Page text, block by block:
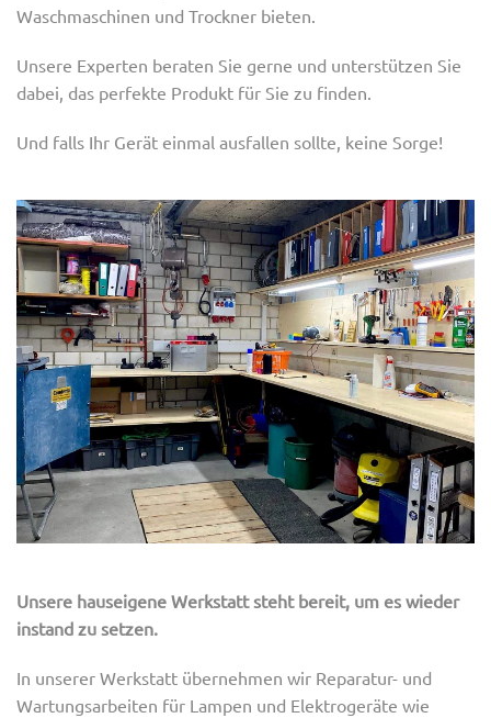
Waschmaschinen und Trockner bieten.
Unsere Experten beraten Sie gerne und unterstützen Sie
dabei, das perfekte Produkt für Sie zu finden.
Und falls Ihr Gerät einmal ausfallen sollte, keine Sorge!
Unsere hauseigene Werkstatt steht bereit, um es wieder
instand zu setzen.
In unserer Werkstatt übernehmen wir Reparatur- und
Wartungsarbeiten für Lampen und Elektrogeräte wie